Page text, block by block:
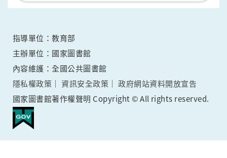
指導單位：教育部
主辦單位：國家圖書館
內容維護：全國公共圖書館
隱私權政策
資訊安全政策
政府網站資料開放宣告
國家圖書館著作權聲明 Copyright © All rights reserved.